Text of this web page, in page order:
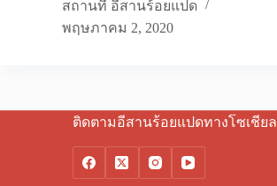
สถานที่ อีสานร้อยแปด
พฤษภาคม 2, 2020
ติดตามอีสานร้อยแปดทางโซเชียล